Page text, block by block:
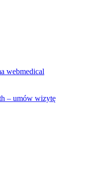
webmedical
– umów wizytę